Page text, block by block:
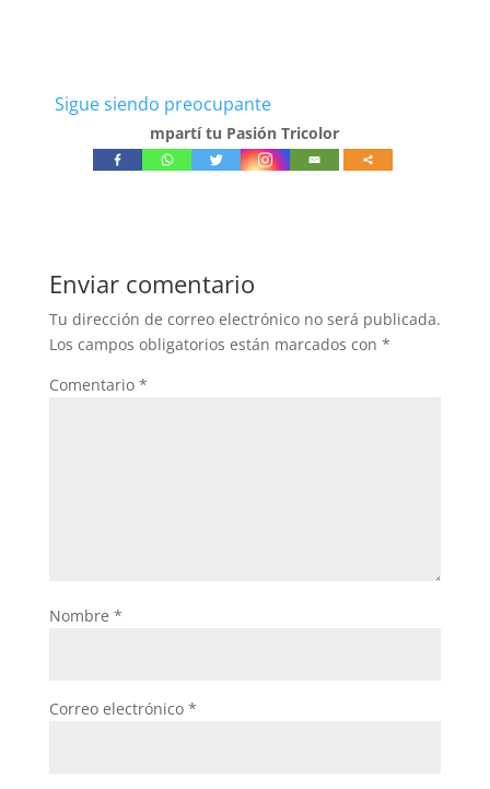
Sigue siendo preocupante
mpartí tu Pasión Tricolor
Enviar comentario
Tu dirección de correo electrónico no será publicada.
Los campos obligatorios están marcados con *
Comentario *
Nombre *
Correo electrónico *